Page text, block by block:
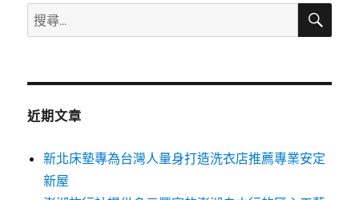
搜
尋
鍵
搜
近期文章
新北床墊專為台灣人量身打造洗衣店推薦專業安定
新屋